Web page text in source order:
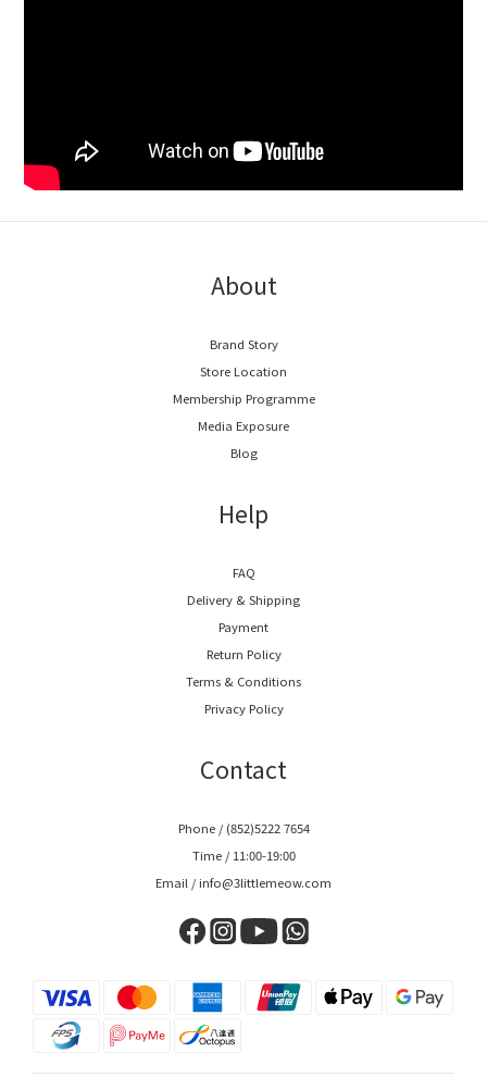
About
Brand Story
Store Location
Membership Programme
Media Exposure
Blog
Help
FAQ
Delivery & Shipping
Payment
Return Policy
Terms & Conditions
Privacy Policy
Contact
Phone / (852)5222 7654
Time / 11:00-19:00
Email / info@3littlemeow.com